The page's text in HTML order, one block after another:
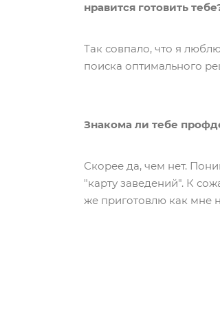
нравится готовить
Так совпало, что я
поиска оптимального
Знакома ли тебе
Скорее да, чем нет.
"карту заведений". К
же приготовлю как мне